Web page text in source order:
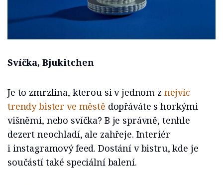
Svíčka, Bjukitchen
Je to zmrzlina, kterou si v jednom z nejvíc
trendy bister ve městě dopřáváte s horkými
višněmi, nebo svíčka? B je správně, tenhle
dezert neochladí, ale zahřeje. Interiér
i instagramový feed. Dostání v bistru, kde je
součástí také speciální balení.